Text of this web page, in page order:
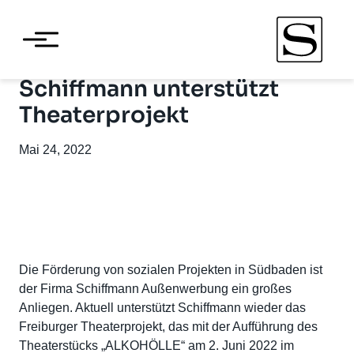
Schiffmann unterstützt
Theaterprojekt
Mai 24, 2022
Die Förderung von sozialen Projekten in Südbaden ist
der Firma Schiffmann Außenwerbung ein großes
Anliegen. Aktuell unterstützt Schiffmann wieder das
Freiburger Theaterprojekt, das mit der Aufführung des
Theaterstücks „ALKOHÖLLE“ am 2. Juni 2022 im